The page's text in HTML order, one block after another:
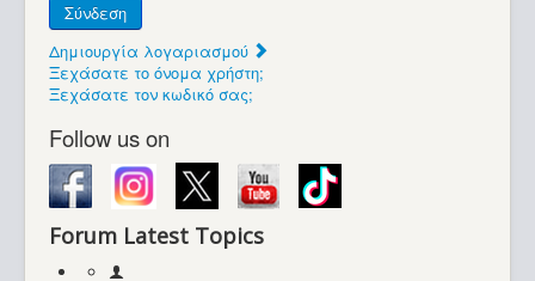
Σύνδεση
Δημιουργία λογαριασμού
Ξεχάσατε το όνομα χρήστη;
Ξεχάσατε τον κωδικό σας;
Follow us on
Forum Latest Topics